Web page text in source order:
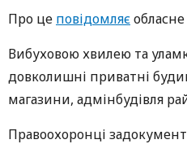
Про це повідомляє
Вибуховою хвилею та
довколишні приватні
магазини, адмінбудівля
Правоохоронці